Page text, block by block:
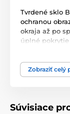
Tvrdené sklo
ochranou
okraja až po
úplné pokrytie
mm je úplne
% hodnotu
voči
Zobraziť celý
Súvisiace